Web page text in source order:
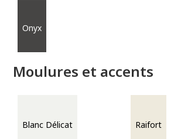
Onyx
Moulures et accents
Blanc Délicat Raifort